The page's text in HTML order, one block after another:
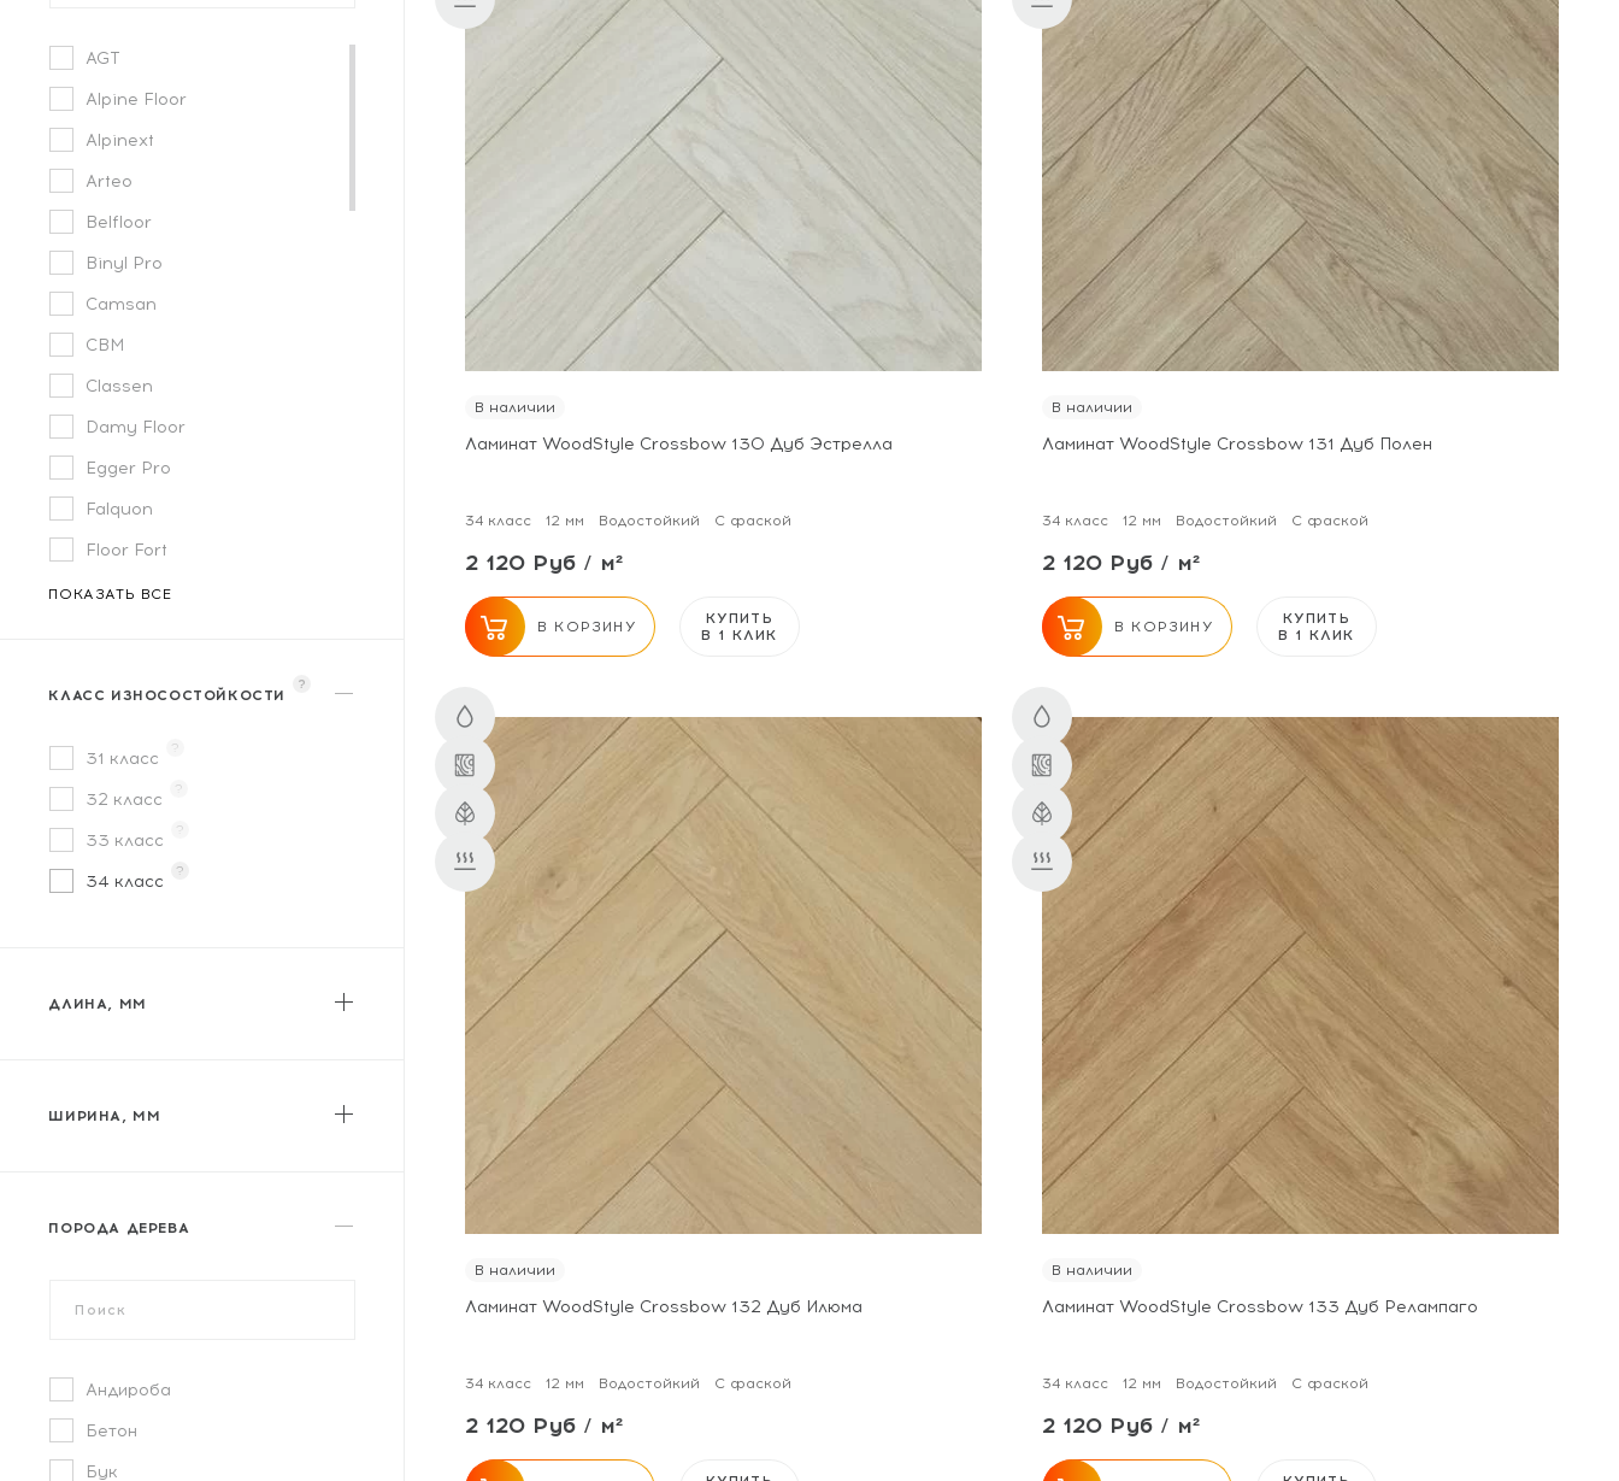
AGT
Alpine Floor
Alpinext
Arteo
Belfloor
Binyl Pro
Camsan
CBM
Classen
Damy Floor
Egger Pro
Falquon
Floor Fort
Flooreo
Icon Floor
Kastamonu
Kronopol
Kronospan / Ultrafloor
Laminext
MY STEP
ПОКАЗАТЬ ВСЕ
КЛАСС ИЗНОСОСТОЙКОСТИ
?
31 класс
?
32 класс
?
33 класс
?
34 класс
?
ДЛИНА, ММ
ШИРИНА, ММ
ПОРОДА ДЕРЕВА
Андироба
Бетон
Бук
В наличии
Ламинат WoodStyle Crossbow 130 Дуб Эстрелла
34 класс 12 мм Водостойкий С фаской
2 120 Руб / м²
В КОРЗИНУ
КУПИТЬ
В 1 КЛИК
В наличии
Ламинат WoodStyle Crossbow 131 Дуб Полен
34 класс 12 мм Водостойкий С фаской
2 120 Руб / м²
В КОРЗИНУ
КУПИТЬ
В 1 КЛИК
В наличии
Ламинат WoodStyle Crossbow 132 Дуб Илюма
34 класс 12 мм Водостойкий С фаской
2 120 Руб / м²
В наличии
Ламинат WoodStyle Crossbow 133 Дуб Релампаго
34 класс 12 мм Водостойкий С фаской
2 120 Руб / м²